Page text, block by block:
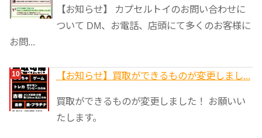
【お知らせ】 カプセルトイのお問い合わせに
ついて DM、お電話、店頭にて多くのお客様に
お問...
【お知らせ】買取ができるものが変更しまし...
買取ができるものが変更しました！ お願いい
たします。